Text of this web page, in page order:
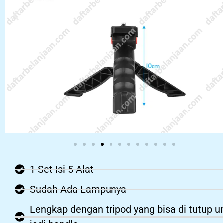
1 Set Isi 5 Alat
Sudah Ada Lampunya
Lengkap dengan tripod yang bisa di tutup